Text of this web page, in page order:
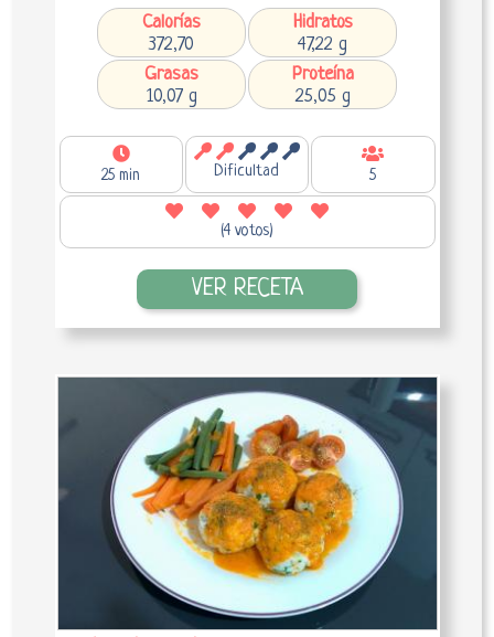
Calorías
372,70
Hidratos
47,22 g
Grasas
10,07 g
Proteína
25,05 g
25 min Dificultad 5
(4 votos)
VER RECETA